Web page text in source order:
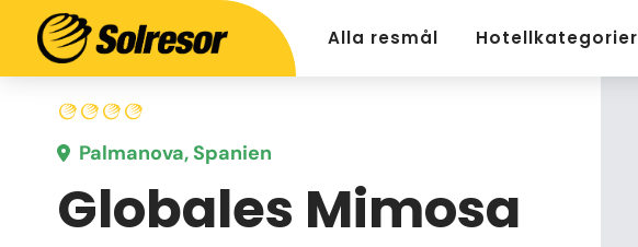
Alla resmål Hotellkategorier
Palmanova, Spanien
Globales Mimosa